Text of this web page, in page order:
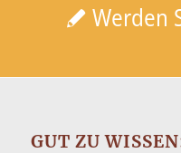
Werden
GUT ZU